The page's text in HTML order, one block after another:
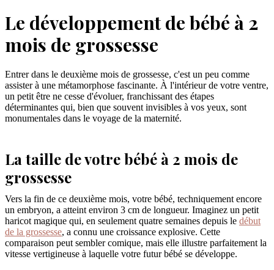
Le développement de bébé à 2
mois de grossesse
Entrer dans le deuxième mois de grossesse, c'est un peu comme
assister à une métamorphose fascinante. À l'intérieur de votre ventre,
un petit être ne cesse d'évoluer, franchissant des étapes
déterminantes qui, bien que souvent invisibles à vos yeux, sont
monumentales dans le voyage de la maternité.
La taille de votre bébé à 2 mois de
grossesse
Vers la fin de ce deuxième mois, votre bébé, techniquement encore
un embryon, a atteint environ 3 cm de longueur. Imaginez un petit
haricot magique qui, en seulement quatre semaines depuis le début
de la grossesse, a connu une croissance explosive. Cette
comparaison peut sembler comique, mais elle illustre parfaitement la
vitesse vertigineuse à laquelle votre futur bébé se développe.